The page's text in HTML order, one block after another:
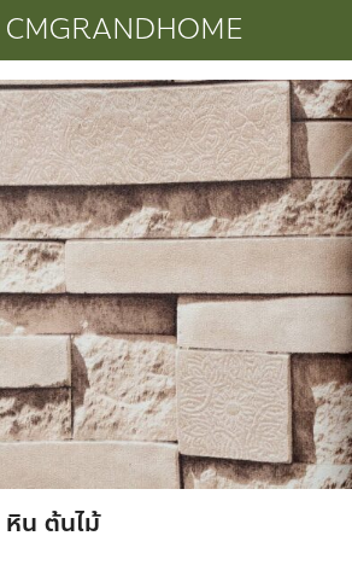
CMGRANDHOME
หิน ต้นไม้